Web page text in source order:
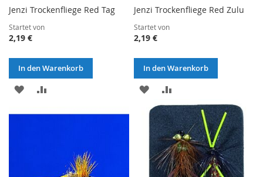
Jenzi Trockenfliege Red Tag
Startet von
2,19 €
In den Warenkorb
ZUR
Jenzi Trockenfliege Red Zulu
Startet von
2,19 €
In den Warenkorb
ZUR
WUNSCHLISTE
HINZUFÜGEN
VERGLEICHSLISTE
HINZUFÜGEN